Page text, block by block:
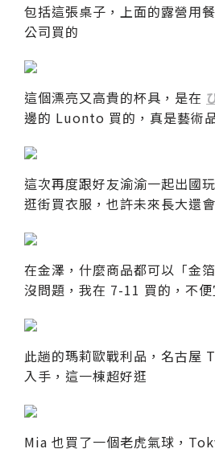
包括這張桌子，上面的露營用
公司買的
這個漂亮又高貴的杯具，是在
邊的 Luonto 買的，真是藝術
這次再度跟好友渝渝一起出國
逛街買衣服，也許未來長大還
在金澤，什麼商品都可以「金
沒問題，我在 7-11 買的，不
此趟的瑪莉歐戰利品，名古屋
入手，這一棟超好逛
Mia 也買了一個老虎氣球，